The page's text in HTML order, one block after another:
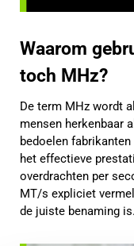
Waarom
toch MHz?
De term MHz wordt
mensen herkenbaar
bedoelen
het effectieve
overdrachten per
MT/s expliciet
de juiste benaming is.